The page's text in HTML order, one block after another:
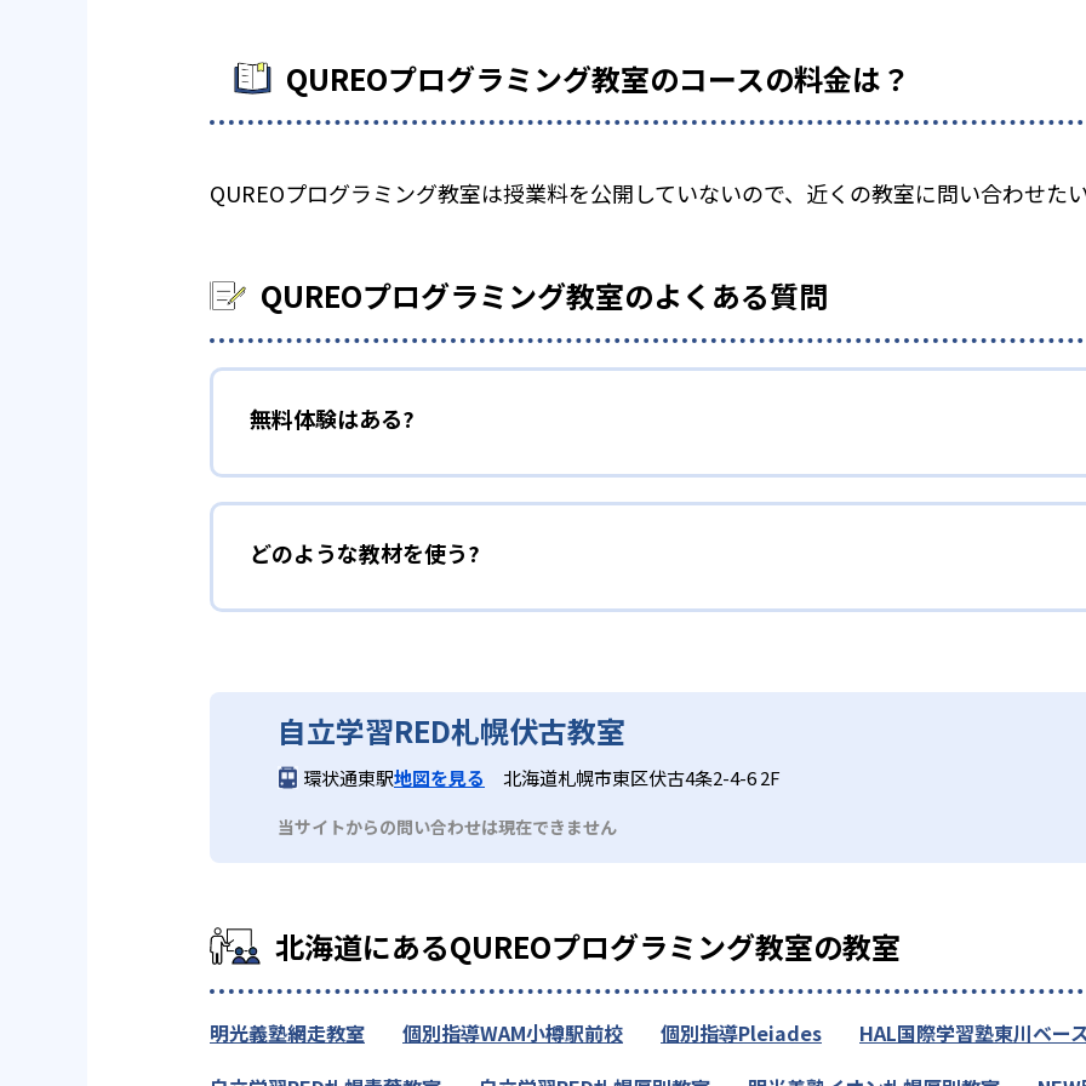
QUREOプログラミング教室のコースの料金は？
QUREOプログラミング教室は授業料を公開していないので、近くの教室に問い合わせた
QUREOプログラミング教室のよくある質問
無料体験はある?
どのような教材を使う?
自立学習RED札幌伏古教室
環状通東駅地図を見る 北海道札幌市東区伏古4条2-4-6 2F
当サイトからの問い合わせは現在できません
北海道にあるQUREOプログラミング教室の教室
明光義塾網走教室 個別指導WAM小樽駅前校 個別指導Pleiades
HAL国際学習塾東川ベー